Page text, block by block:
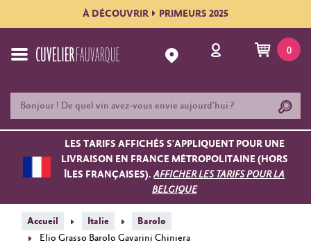
À DÉCOUVRIR PRIMEURS 2025
0
LES TARIFS AFFICHÉS S'APPLIQUENT POUR UNE
LIVRAISON EN FRANCE MÉTROPOLITAINE (HORS
ÎLES FRANÇAISES).AFFICHER LES TARIFS POUR LA
BELGIQUE
Accueil Italie
Barolo
Elio Grasso Barolo Gavarini Chiniera